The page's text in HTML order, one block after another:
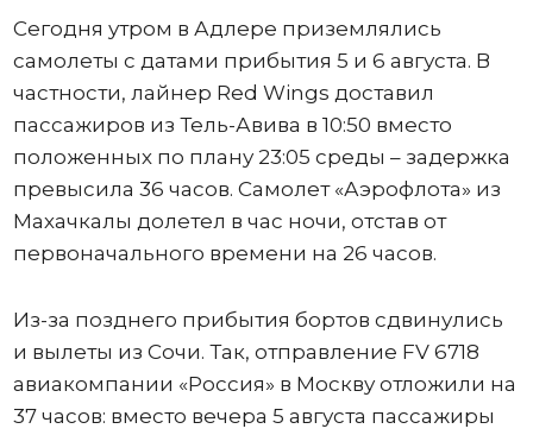
Сегодня утром в Адлере приземлялись
самолеты с датами прибытия 5 и 6 августа. В
частности, лайнер Red Wings доставил
пассажиров из Тель-Авива в 10:50 вместо
положенных по плану 23:05 среды – задержка
превысила 36 часов. Самолет «Аэрофлота» из
Махачкалы долетел в час ночи, отстав от
первоначального времени на 26 часов.
Из-за позднего прибытия бортов сдвинулись
и вылеты из Сочи. Так, отправление FV 6718
авиакомпании «Россия» в Москву отложили на
37 часов: вместо вечера 5 августа пассажиры